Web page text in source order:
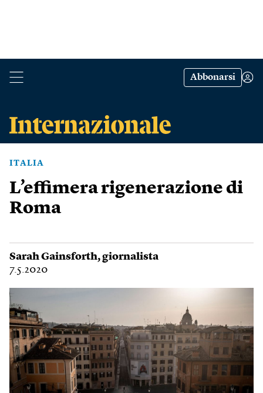
Abbonarsi
ITALIA
L’effimera rigenerazione di
Roma
Sarah Gainsforth, giornalista
7.5.2020